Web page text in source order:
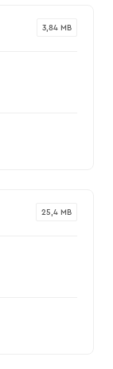
3,84 MB
25,4 MB